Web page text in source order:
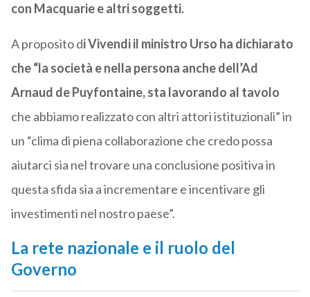
con Macquarie e altri soggetti.
A proposito di Vivendi il ministro Urso ha dichiarato
che “la società e nella persona anche dell’Ad
Arnaud de Puyfontaine, sta lavorando al tavolo
che abbiamo realizzato con altri attori istituzionali” in
un “clima di piena collaborazione che credo possa
aiutarci sia nel trovare una conclusione positiva in
questa sfida sia a incrementare e incentivare gli
investimenti nel nostro paese”.
La rete nazionale e il ruolo del
Governo